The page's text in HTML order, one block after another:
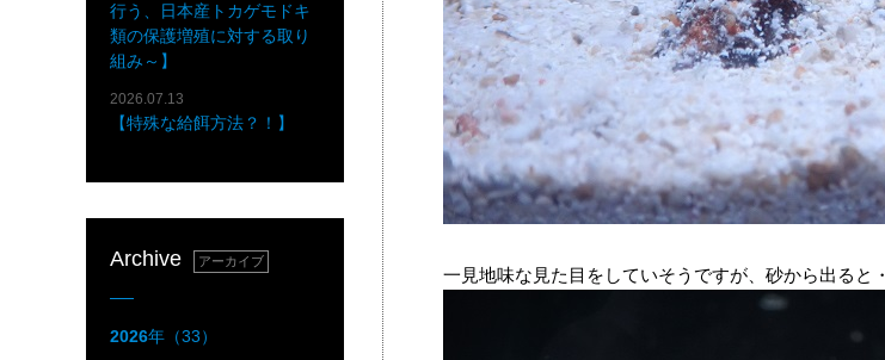
一見地味な見た目をしていそうですが、砂から出ると
行う、日本産トカゲモドキ
類の保護増殖に対する取り
組み～】
2026.07.13
【特殊な給餌方法？！】
Archive アーカイブ
2026年（33）